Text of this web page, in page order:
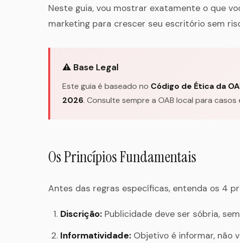
Neste guia, vou mostrar exatamente o que
marketing para crescer seu escritório sem
⚠️ Base Legal
Este guia é baseado no Código de Ética da
2026. Consulte sempre a OAB local para casos
Os Princípios Fundamentais
Antes das regras específicas, entenda os 4
Discrição: Publicidade deve ser sóbria,
Informatividade: Objetivo é informar, não